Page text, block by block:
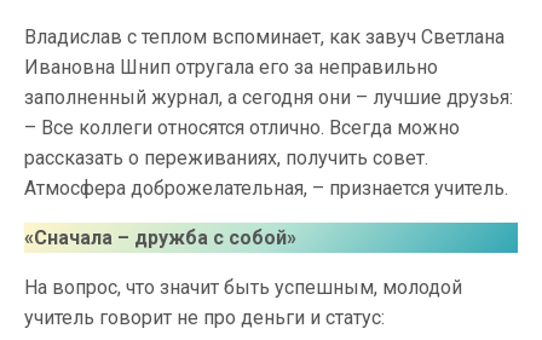
Владислав с теплом вспоминает, как завуч Светлана
Ивановна Шнип отругала его за неправильно
заполненный журнал, а сегодня они – лучшие друзья:
– Все коллеги относятся отлично. Всегда можно
рассказать о переживаниях, получить совет.
Атмосфера доброжелательная, – признается учитель.
«Сначала – дружба с собой»
На вопрос, что значит быть успешным, молодой
учитель говорит не про деньги и статус: